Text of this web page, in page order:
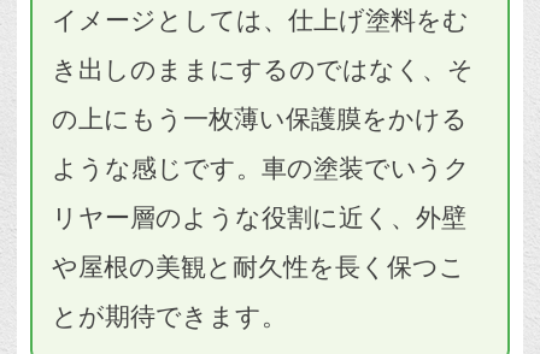
イメージとしては、仕上げ塗料をむ
き出しのままにするのではなく、そ
の上にもう一枚薄い保護膜をかける
ような感じです。車の塗装でいうク
リヤー層のような役割に近く、外壁
や屋根の美観と耐久性を長く保つこ
とが期待できます。